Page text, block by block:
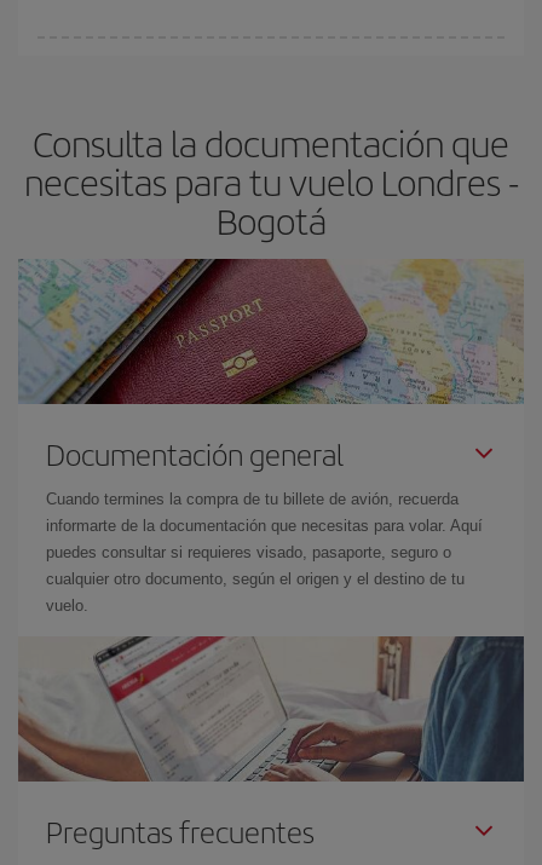
Consulta la documentación que
necesitas para tu vuelo Londres -
Bogotá
Documentación general
Cuando termines la compra de tu billete de avión, recuerda
informarte de la documentación que necesitas para volar. Aquí
puedes consultar si requieres visado, pasaporte, seguro o
cualquier otro documento, según el origen y el destino de tu
vuelo.
Preguntas frecuentes